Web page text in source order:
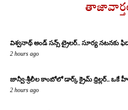
విశ్వనాథ్ అండ్ సన్స్ ట్రైలర్.. సూర్య నటనకు
2 hours ago
జాన్వీ-శ్రీలీల కాంబోలో డార్క్ క్రైమ్ థ్రిల్లర్.. ఒకే
2 hours ago